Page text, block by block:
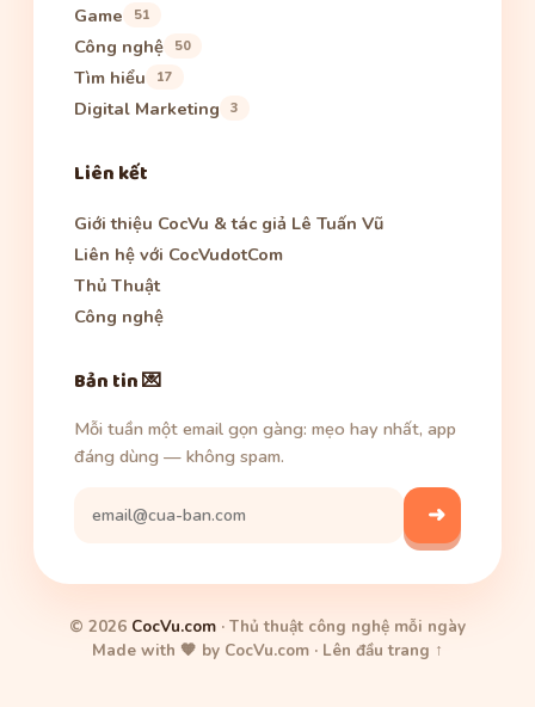
Game 51
Công nghệ 50
Tìm hiểu 17
Digital Marketing 3
Liên kết
Giới thiệu CocVu & tác giả Lê Tuấn Vũ
Liên hệ với CocVudotCom
Thủ Thuật
Công nghệ
Bản tin 💌
Mỗi tuần một email gọn gàng: mẹo hay nhất, app
đáng dùng — không spam.
➜
© 2026 CocVu.com · Thủ thuật công nghệ mỗi ngày
Made with 🧡 by CocVu.com · Lên đầu trang ↑